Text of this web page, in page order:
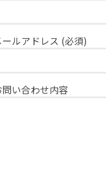
ルアドレス (必須)
い合わせ内容